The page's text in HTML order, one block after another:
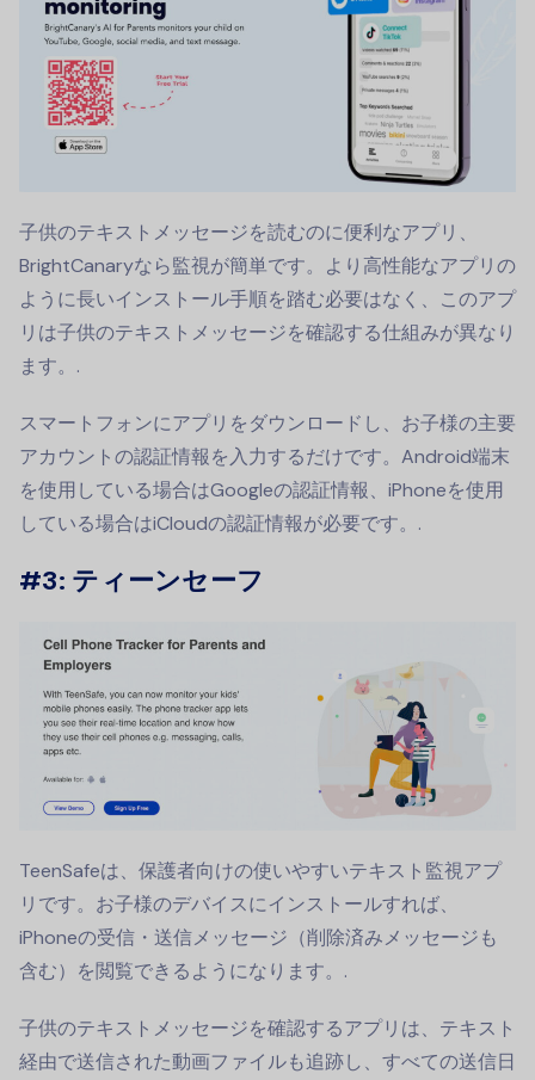
子供のテキストメッセージを読むのに便利なアプリ、
BrightCanaryなら監視が簡単です。より高性能なアプリの
ように長いインストール手順を踏む必要はなく、このアプ
リは子供のテキストメッセージを確認する仕組みが異なり
ます。.
スマートフォンにアプリをダウンロードし、お子様の主要
アカウントの認証情報を入力するだけです。Android端末
を使用している場合はGoogleの認証情報、iPhoneを使用
している場合はiCloudの認証情報が必要です。.
#3: ティーンセーフ
TeenSafeは、保護者向けの使いやすいテキスト監視アプ
リです。お子様のデバイスにインストールすれば、
iPhoneの受信・送信メッセージ（削除済みメッセージも
含む）を閲覧できるようになります。.
子供のテキストメッセージを確認するアプリは、テキスト
経由で送信された動画ファイルも追跡し、すべての送信日